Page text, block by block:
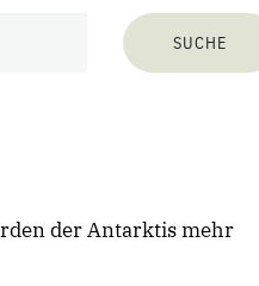
der Antarktis mehr